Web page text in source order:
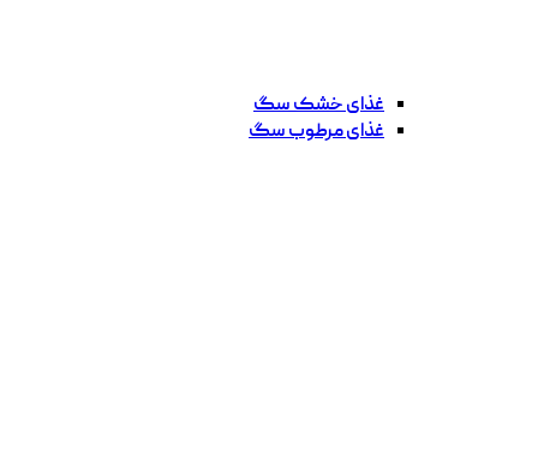
غذای خشک سگ
غذای مرطوب سگ